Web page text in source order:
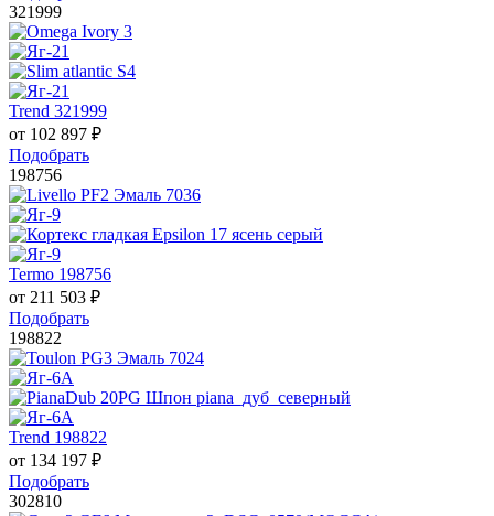
321999
Trend 321999
от 102 897 ₽
Подобрать
198756
Termo 198756
от 211 503 ₽
Подобрать
198822
Trend 198822
от 134 197 ₽
Подобрать
302810